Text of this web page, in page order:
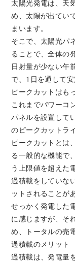
太陽光発電は、天
め、太陽が出てい
まいます。
そこで、太陽光パ
ることで、全体の
日射量が少ない午
で、1日を通して
ピークカットはも
これまでパワーコ
パネルを設置して
のピークカットラ
ピークカットとは
る一般的な機能で
う上限値を超えた
過積載をしていな
ットされることが
せっかく発電した
に感じますが、そ
め、トータルの売
過積載のメリット
過積載は、発電量